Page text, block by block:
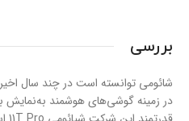
بررسی
شائومی توانسته است در چند سال
در زمینه گوشی‌های هوشمند به‌نمایش